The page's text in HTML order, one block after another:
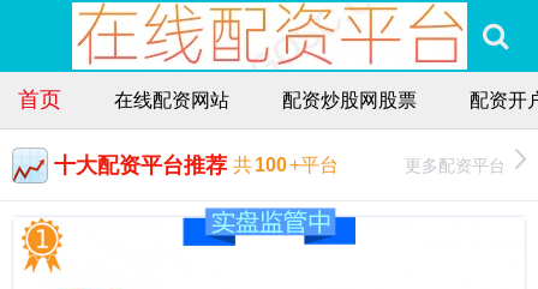
首页 在线配资网站 配资炒股网股票 配资开
十大配资平台推荐 共100+平台 更多配资平台